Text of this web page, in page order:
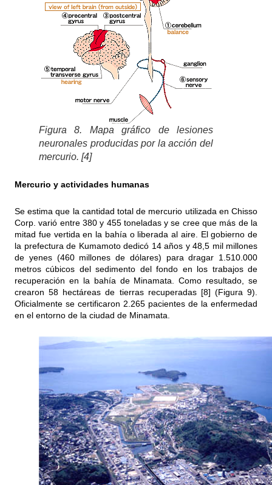
Figura 8. Mapa gráfico de lesiones
neuronales producidas por la acción del
mercurio. [4]
Mercurio y actividades humanas
Se estima que la cantidad total de mercurio utilizada en Chisso
Corp. varió entre 380 y 455 toneladas y se cree que más de la
mitad fue vertida en la bahía o liberada al aire. El gobierno de
la prefectura de Kumamoto dedicó 14 años y 48,5 mil millones
de yenes (460 millones de dólares) para dragar 1.510.000
metros cúbicos del sedimento del fondo en los trabajos de
recuperación en la bahía de Minamata. Como resultado, se
crearon 58 hectáreas de tierras recuperadas [8] (Figura 9).
Oficialmente se certificaron 2.265 pacientes de la enfermedad
en el entorno de la ciudad de Minamata.